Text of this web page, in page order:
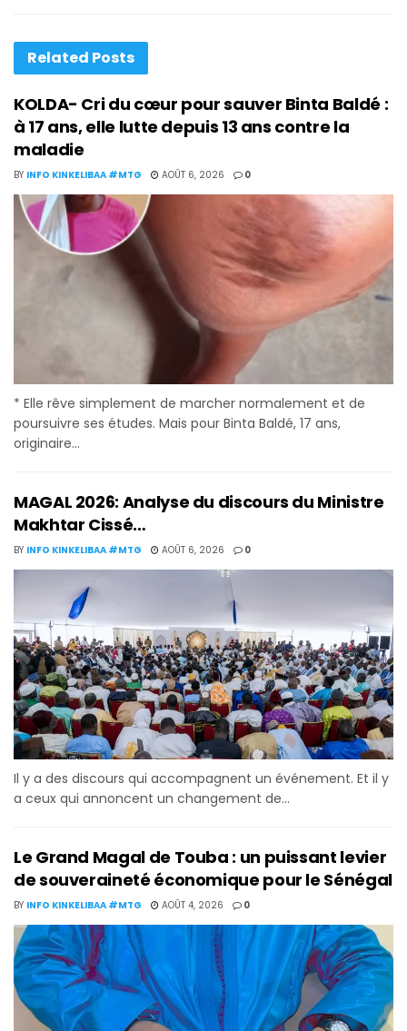
Related Posts
KOLDA- Cri du cœur pour sauver Binta Baldé :
à 17 ans, elle lutte depuis 13 ans contre la
maladie
BY INFO KINKELIBAA #MTG AOÛT 6, 2026 0
* Elle rêve simplement de marcher normalement et de
poursuivre ses études. Mais pour Binta Baldé, 17 ans,
originaire...
MAGAL 2026: Analyse du discours du Ministre
Makhtar Cissé…
BY INFO KINKELIBAA #MTG AOÛT 6, 2026 0
Il y a des discours qui accompagnent un événement. Et il y
a ceux qui annoncent un changement de...
Le Grand Magal de Touba : un puissant levier
de souveraineté économique pour le Sénégal
BY INFO KINKELIBAA #MTG AOÛT 4, 2026 0